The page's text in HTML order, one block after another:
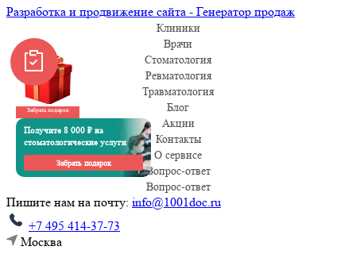
Разработка и продвижение сайта - Генератор продаж
Клиники
Врачи
Стоматология
Ревматология
Травматология
Блог
Акции
Контакты
О сервисе
Вопрос-ответ
Вопрос-ответ
Пишите нам на почту: info@1001doc.ru
+7 495 414-37-73
Москва
Забрать подарок
Получите 8 000 ₽ на
стоматологические услуги
Забрать подарок